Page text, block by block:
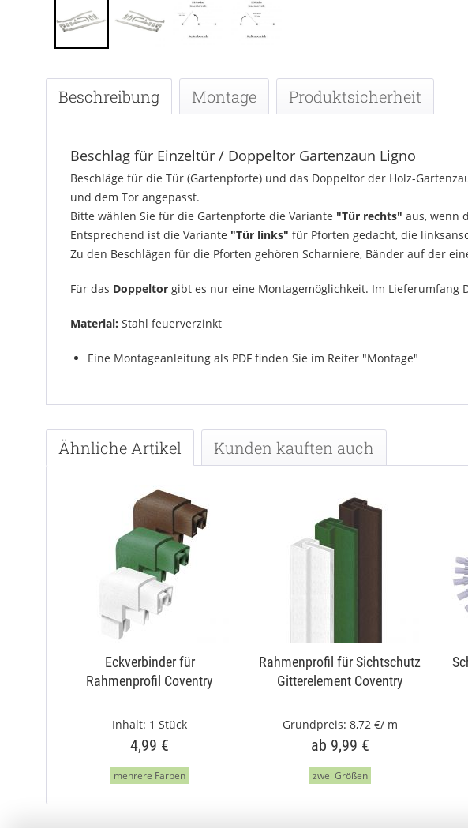
Beschreibung Montage Produktsicherheit
Beschlag für Einzeltür / Doppeltor Gartenzaun Ligno
Beschläge für die Tür (Gartenpforte) und das Doppeltor der Holz-
und dem Tor angepasst.
Bitte wählen Sie für die Gartenpforte die Variante "Tür rechts" aus, wenn
Entsprechend ist die Variante "Tür links" für Pforten gedacht, die
Zu den Beschlägen für die Pforten gehören Scharniere, Bänder auf der
Für das Doppeltor gibt es nur eine Montagemöglichkeit. Im
Material: Stahl feuerverzinkt
Eine Montageanleitung als PDF finden Sie im Reiter "Montage"
Ähnliche Artikel Kunden kauften auch
Eckverbinder für
Rahmenprofil Coventry
Inhalt: 1 Stück
4,99 €
mehrere Farben
Rahmenprofil für Sichtschutz
Gitterelement Coventry
Grundpreis: 8,72 €/ m
ab 9,99 €
zwei Größen